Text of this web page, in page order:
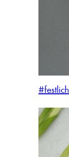
#festlich